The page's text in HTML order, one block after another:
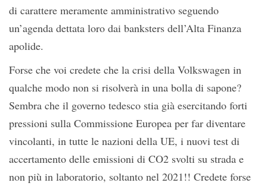
di carattere meramente amministrativo seguendo
un’agenda dettata loro dai banksters dell’Alta Finanza
apolide.
Forse che voi credete che la crisi della Volkswagen in
qualche modo non si risolverà in una bolla di sapone?
Sembra che il governo tedesco stia già esercitando forti
pressioni sulla Commissione Europea per far diventare
vincolanti, in tutte le nazioni della UE, i nuovi test di
accertamento delle emissioni di CO2 svolti su strada e
non più in laboratorio, soltanto nel 2021!! Credete forse